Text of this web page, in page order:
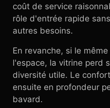
coût de service
rôle d'entrée rapide
autres besoins.
En revanche, si le
l'espace, la vitrine perd
diversité utile. Le
ensuite en profondeur
bavard.